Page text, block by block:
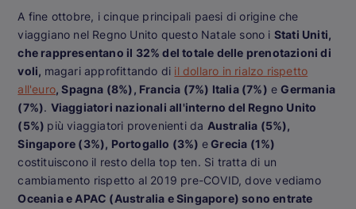
A fine ottobre, i cinque principali paesi di origine che
viaggiano nel Regno Unito questo Natale sono i Stati Uniti,
che rappresentano il 32% del totale delle prenotazioni di
voli, magari approfittando di il dollaro in rialzo rispetto
all'euro, Spagna (8%), Francia (7%) Italia (7%) eGermania
(7%). Viaggiatori nazionali all'interno del Regno Unito
(5%) più viaggiatori provenienti da Australia (5%),
Singapore (3%), Portogallo (3%) eGrecia (1%)
costituiscono il resto della top ten. Si tratta di un
cambiamento rispetto al 2019 pre-COVID, dove vediamo
Oceania e APAC (Australia e Singapore) sono entrate